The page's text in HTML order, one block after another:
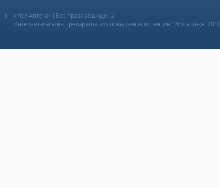
«Моя Аптека» | Все права защищены
Интернет-магазин препаратов для повышения потенции “Моя аптека”